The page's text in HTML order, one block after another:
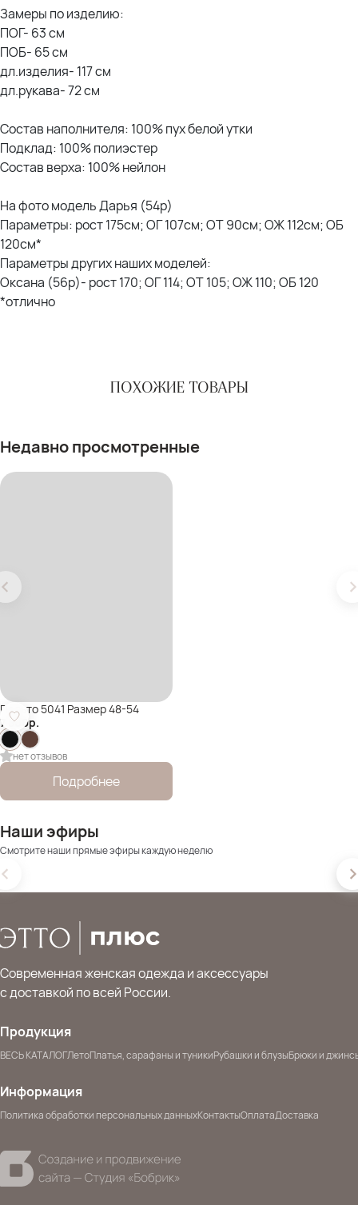
Замеры по изделию:
ПОГ- 63 см
ПОБ- 65 см
дл.изделия- 117 см
дл.рукава- 72 см
Состав наполнителя: 100% пух белой утки
Подклад: 100% полиэстер
Состав верха: 100% нейлон
На фото модель Дарья (54р)
Параметры: рост 175см; ОГ 107см; ОТ 90см; ОЖ 112см; ОБ
120см*
Параметры других наших моделей:
Оксана (56р)- рост 170; ОГ 114; ОТ 105; ОЖ 110; ОБ 120
*отлично
ПОХОЖИЕ ТОВАРЫ
Недавно просмотренные
Пальто 5041 Размер 48-54
7 500р.
нет отзывов
Подробнее
Наши эфиры
Смотрите наши прямые эфиры каждую неделю
Современная женская одежда и аксессуары
с доставкой по всей России.
Продукция
ВЕСЬ КАТАЛОГЛетоПлатья, сарафаны и туникиРубашки и блузыБрюки и
Информация
Политика обработки персональных данныхКонтактыОплатаДоставка